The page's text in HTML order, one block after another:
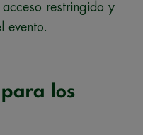
restringido y
evento.
los